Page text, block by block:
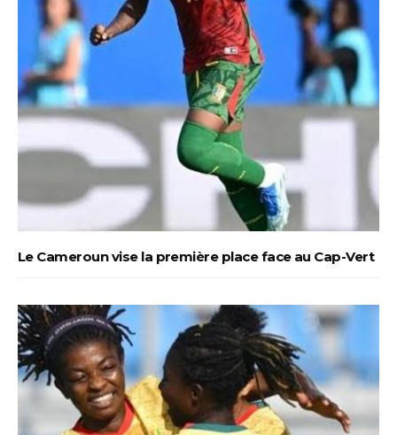
Le Cameroun vise la première place face au Cap-Vert